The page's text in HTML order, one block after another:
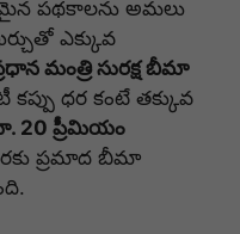
పథకాలను అమలు
ఎక్కువ
మంత్రి సురక్ష బీమా
కప్పు ధర కంటే తక్కువ
20 ప్రీమియం
ప్రమాద బీమా